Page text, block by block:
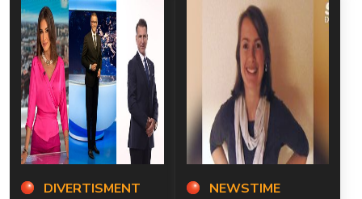
DIVERTISMENT
NEWSTIME